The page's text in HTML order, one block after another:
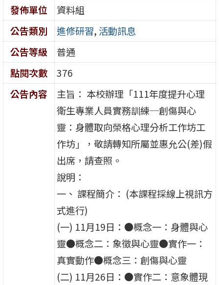
發佈單位
資料組
公告類別
進修研習, 活動訊息
公告等級
普通
點閱次數
376
公告內容
主旨： 本校辦理「111年度提升心理
衛生專業人員實務訓練─創傷與心
靈：身體取向榮格心理分析工作坊工
作坊」，敬請轉知所屬並惠允公(差)假
出席，請查照。
說明：
一、 課程簡介： (本課程採線上視訊方
式進行)
(一) 11月19日：●概念一：身體與心
靈●概念二：象徵與心靈●實作一：
真實動作●概念三：創傷與心靈
(二) 11月26日：●實作二：意象體現